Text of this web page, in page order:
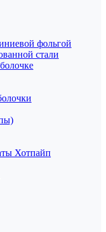
фольгой
стали
Хотпайп